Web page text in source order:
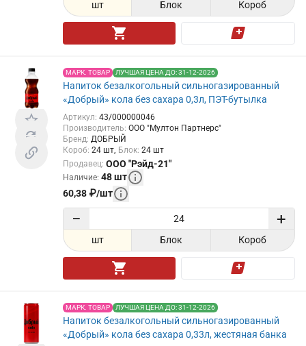
шт Блок Короб
МАРК. ТОВАР ЛУЧШАЯ ЦЕНА ДО: 31-12-2026
Напиток безалкогольный сильногазированный
«Добрый» кола без сахара 0,3л, ПЭТ-бутылка
Артикул: 43/000000046
Производитель: ООО "Мултон Партнерс"
Бренд: ДОБРЫЙ
Короб: 24 шт Блок: 24 шт
Продавец: ООО "Рэйд-21"
Наличие: 48шт
60,38 ₽/шт
− +
шт Блок Короб
МАРК. ТОВАР ЛУЧШАЯ ЦЕНА ДО: 31-12-2026
Напиток безалкогольный сильногазированный
«Добрый» кола без сахара 0,33л, жестяная банка